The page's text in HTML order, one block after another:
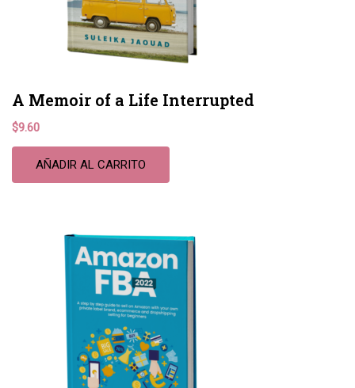
A Memoir of a Life Interrupted
$9.60
AÑADIR AL CARRITO